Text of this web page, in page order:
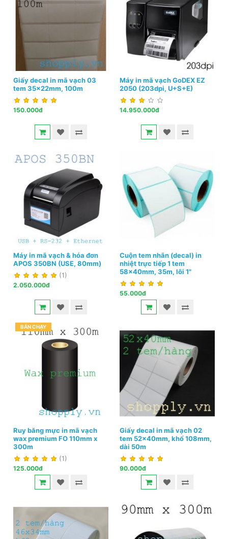
Giấy decal in mã vạch 03
tem 35x22mm, 100m
150.000đ
Máy in mã vạch GoDEX EZ
2050 (203dpi, U+S+E)
14.950.000đ
Máy in mã vạch & hóa đơn
APOS 350BN (USE, 80mm)
(1)
2.050.000đ
Cuộn tem nhãn (decal) in
nhiệt trực tiếp 1 tem
58x40mm, 35m, lõi 1"
55.000đ
BÁN CHẠY
Ruy băng mực in mã vạch
wax premium FO 110mm x
300m
(1)
125.000đ
Giấy decal in mã vạch 02
tem 52x40mm, khổ 108mm,
dài 50m
90.000đ